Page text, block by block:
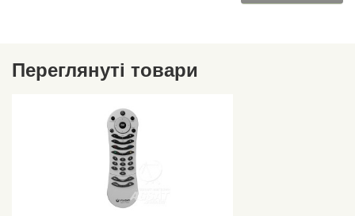
Переглянуті товари